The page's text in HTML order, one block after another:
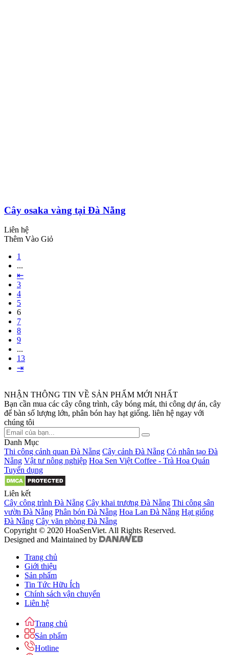
Cây osaka vàng tại Đà Nẵng
Liên hệ
Thêm Vào Giỏ
1
...
⇤
3
4
5
6
7
8
9
...
13
⇥
NHẬN THÔNG TIN VỀ SẢN PHẨM MỚI NHẤT
Bạn cần mua các cây công trình, cây bóng mát, thi công dự án, cây
để bàn số lượng lớn, phân bón hay hạt giống. liên hệ ngay với
chúng tôi
Danh Mục
Thi công cảnh quan Đà Nẵng Cây cảnh Đà Nẵng Cỏ nhân tạo Đà
Nẵng Vật tư nông nghiệp Hoa Sen Việt Coffee - Trà Hoa Quán
Tuyển dụng
Liên kết
Cây công trình Đà Nẵng Cây khai trương Đà Nẵng Thi công sân
vườn Đà Nẵng Phân bón Đà Nẵng Hoa Lan Đà Nẵng Hạt giống
Đà Nẵng Cây văn phòng Đà Nẵng
Copyright © 2020 HoaSenViet. All Rights Reserved.
Designed and Maintained by
Trang chủ
Giới thiệu
Sản phẩm
Tin Tức Hữu Ích
Chính sách vận chuyển
Liên hệ
Trang chủ
Sản phẩm
Hotline